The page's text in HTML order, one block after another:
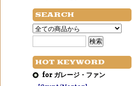
SEARCH
HOT KEYWORD
for ガレージ・ファン